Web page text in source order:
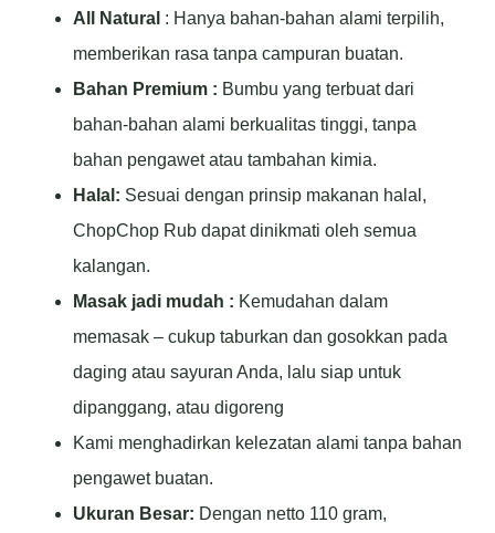
All Natural : Hanya bahan-bahan alami terpilih,
memberikan rasa tanpa campuran buatan.
Bahan Premium : Bumbu yang terbuat dari
bahan-bahan alami berkualitas tinggi, tanpa
bahan pengawet atau tambahan kimia.
Halal: Sesuai dengan prinsip makanan halal,
ChopChop Rub dapat dinikmati oleh semua
kalangan.
Masak jadi mudah : Kemudahan dalam
memasak – cukup taburkan dan gosokkan pada
daging atau sayuran Anda, lalu siap untuk
dipanggang, atau digoreng
Kami menghadirkan kelezatan alami tanpa bahan
pengawet buatan.
Ukuran Besar: Dengan netto 110 gram,